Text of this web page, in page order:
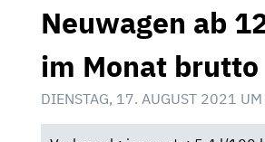
Neuwagen ab
im Monat brutto
DIENSTAG, 17. AUGUST 2021